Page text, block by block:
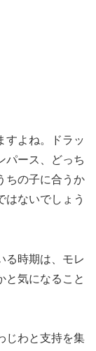
すよね。ドラッ
パース、どっち
ちの子に合うか
はないでしょう
る時期は、モレ
と気になること
じわと支持を集